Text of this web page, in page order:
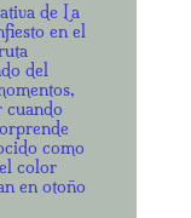
de La
en el
del
cuando
como
color
en otoño